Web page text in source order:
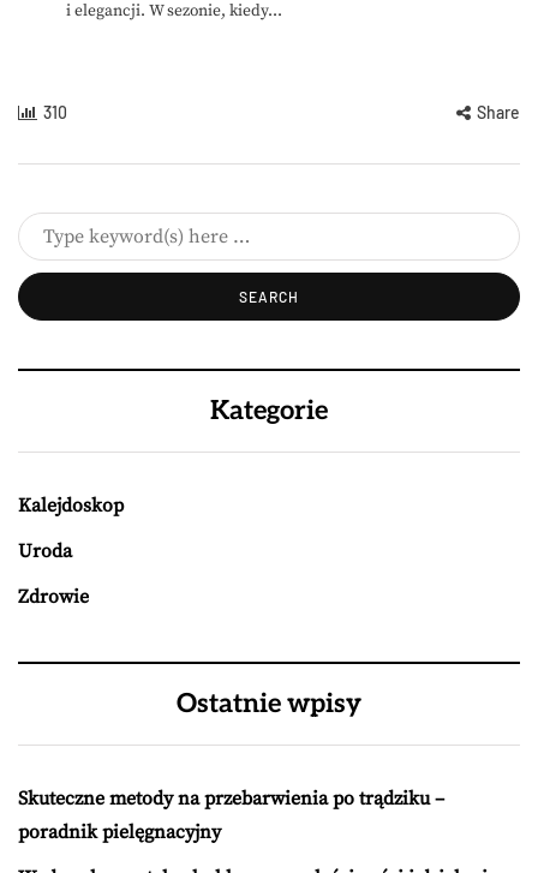
i elegancji. W sezonie, kiedy...
310 Share
Kategorie
Kalejdoskop
Uroda
Zdrowie
Ostatnie wpisy
Skuteczne metody na przebarwienia po trądziku –
poradnik pielęgnacyjny